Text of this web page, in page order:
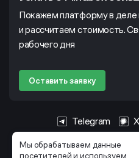
Мы обрабатываем данные
посетителей и используем
Покажем платформу в деле
и рассчитаем стоимость.
рабочего дня
Оставить заявку
Telegram